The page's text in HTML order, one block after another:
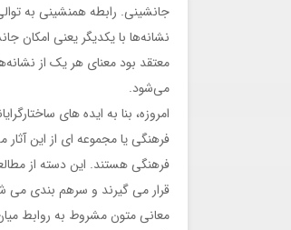
جانشینی. رابطه همنشینی به
نشانه‌ها با یکدیگر یعنی امکان
معتقد بود معنای هر یک از
می‌شود.
امروزه، بنا به ایده های
فرهنگی یا مجموعه ای از این
فرهنگی هستند. این دسته از
قرار می گیرند و سرهم بندی می
معانی متون مشروط به روابط